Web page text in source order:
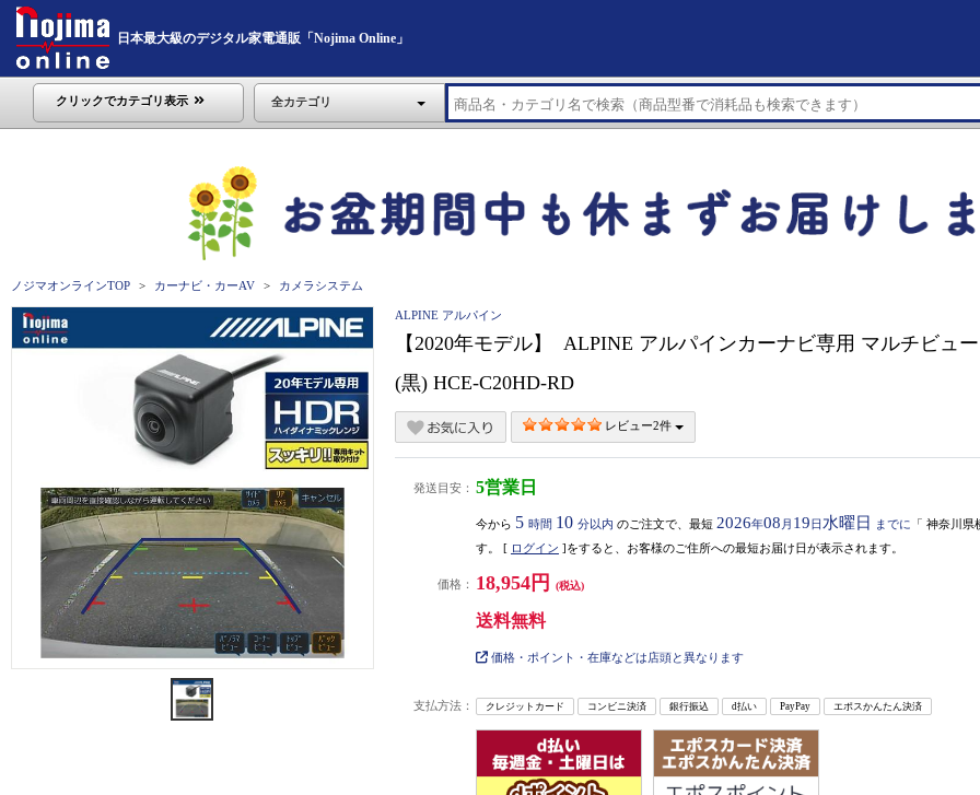
日本最大級のデジタル家電通販「Nojima Online」
クリックでカテゴリ表示 全カテゴリ
ノジマオンラインTOP カーナビ・カーAV カメラシステム
ALPINE アルパイン
【2020年モデル】 ALPINE アルパインカーナビ専用 マルチビュ
(黒) HCE-C20HD-RD
レビュー2件
発送目安： 5営業日
今から 5 時間 10 分以内 のご注文で、最短 2026年08 月 19日 水曜日 までに 「 神奈川県
す。 [ ログイン ]をすると、お客様のご住所への最短お届け日が表示されます。
価格： 18,954円 (税込)
送料無料
価格・ポイント・在庫などは店頭と異なります
支払方法： クレジットカード コンビニ決済 銀行振込 d払い PayPay エポスかんたん決済